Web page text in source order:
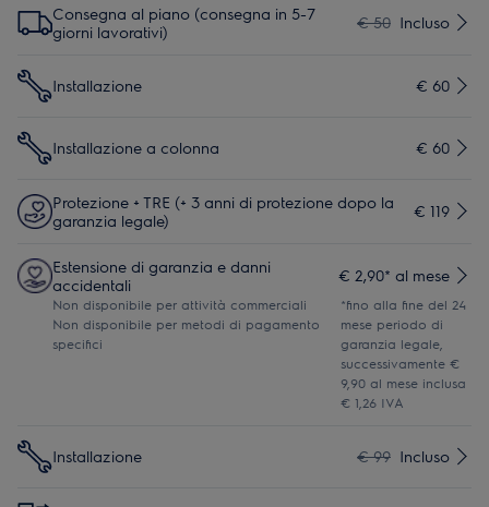
Consegna al piano (consegna in 5-7
giorni lavorativi)
€ 50 Incluso
Installazione € 60
Installazione a colonna € 60
Protezione + TRE (+ 3 anni di protezione dopo la
garanzia legale)
€ 119
Estensione di garanzia e danni
accidentali
€ 2,90* al mese
Non disponibile per attività commerciali
Non disponibile per metodi di pagamento
specifici
*fino alla fine del 24
mese periodo di
garanzia legale,
successivamente €
9,90 al mese inclusa
€ 1,26 IVA
Installazione € 99 Incluso